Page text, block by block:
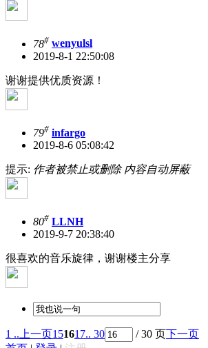
78# wenyulsl
2019-8-1 22:50:08
谢谢提供优质资源！
79# infargo
2019-8-6 05:08:42
提示: 作者被禁止或删除 内容自动屏蔽
80# LLNH
2019-9-7 20:38:40
很喜欢的音乐旋律，谢谢楼主分享
1 ..上一页 151617.. 30 / 30 页
下一页